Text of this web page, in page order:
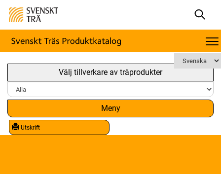
Välj tillverkare av träprodukter
Meny
Utskrift